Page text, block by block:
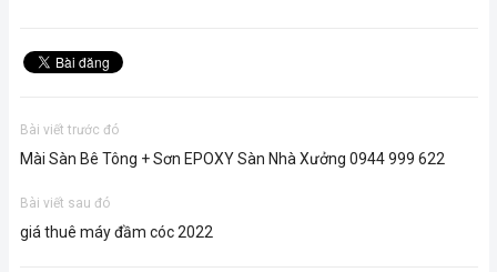
Bài viết trước đó
Mài Sàn Bê Tông + Sơn EPOXY Sàn Nhà Xưởng 0944 999 622
Bài viết sau đó
giá thuê máy đầm cóc 2022